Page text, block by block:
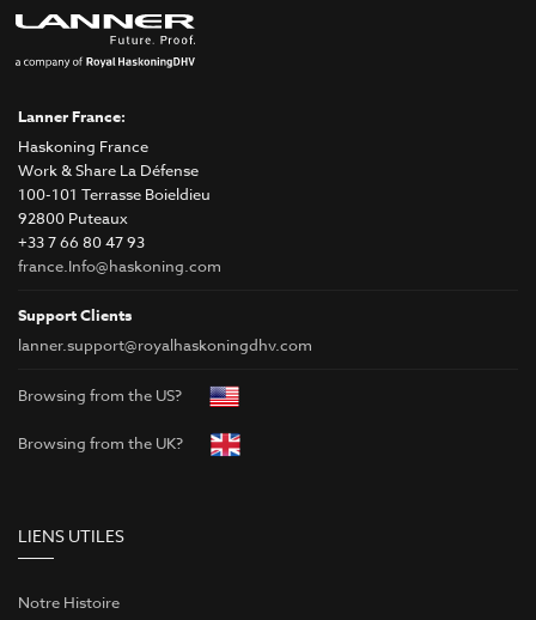
Lanner France:
Haskoning France
Work & Share La Défense
100-101 Terrasse Boieldieu
92800 Puteaux
+33 7 66 80 47 93
france.Info@haskoning.com
Support Clients
lanner.support@royalhaskoningdhv.com
Browsing from the US?
Browsing from the UK?
LIENS UTILES
Notre Histoire